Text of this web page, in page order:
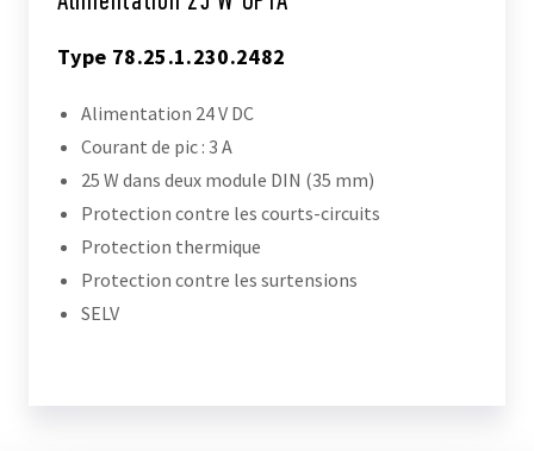
Type 78.25.1.230.2482
Alimentation 24 V DC
Courant de pic : 3 A
25 W dans deux module DIN (35 mm)
Protection contre les courts-circuits
Protection thermique
Protection contre les surtensions
SELV